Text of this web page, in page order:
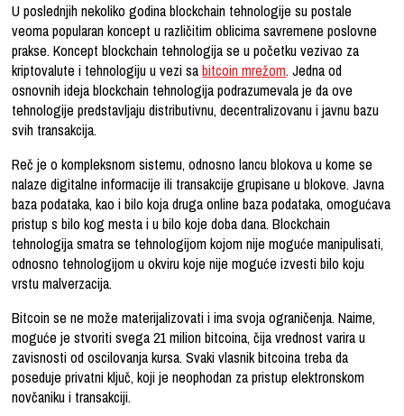
U poslednjih nekoliko godina blockchain tehnologije su postale
veoma popularan koncept u različitim oblicima savremene poslovne
prakse. Koncept blockchain tehnologija se u početku vezivao za
kriptovalute i tehnologiju u vezi sabitcoin mrežom. Jedna od
osnovnih ideja blockchain tehnologija podrazumevala je da ove
tehnologije predstavljaju distributivnu, decentralizovanu i javnu bazu
svih transakcija.
Reč je o kompleksnom sistemu, odnosno lancu blokova u kome se
nalaze digitalne informacije ili transakcije grupisane u blokove. Javna
baza podataka, kao i bilo koja druga online baza podataka, omogućava
pristup s bilo kog mesta i u bilo koje doba dana. Blockchain
tehnologija smatra se tehnologijom kojom nije moguće manipulisati,
odnosno tehnologijom u okviru koje nije moguće izvesti bilo koju
vrstu malverzacija.
Bitcoin se ne može materijalizovati i ima svoja ograničenja. Naime,
moguće je stvoriti svega 21 milion bitcoina, čija vrednost varira u
zavisnosti od oscilovanja kursa. Svaki vlasnik bitcoina treba da
poseduje privatni ključ, koji je neophodan za pristup elektronskom
novčaniku i transakciji.